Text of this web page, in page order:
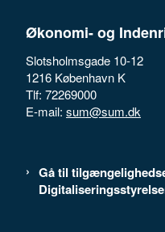
Økonomi- og
Slotsholmsgade 10-12
1216 København K
Tlf: 72269000
E-mail: sum@sum.dk
Gå til